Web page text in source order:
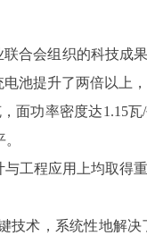
合会组织的科技成
池提升了两倍以上，
面功率密度达1.15
工程应用上均取得
术，系统性地解决